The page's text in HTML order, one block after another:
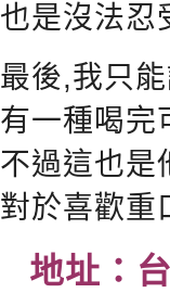
也是沒法忍
最後,我只
有一種喝完
不過這也是
對於喜歡重
地址：